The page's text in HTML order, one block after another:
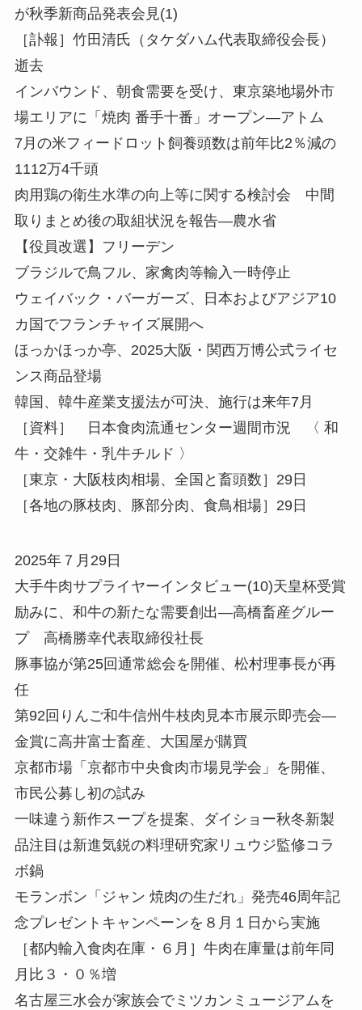
が秋季新商品発表会見(1)
［訃報］竹田清氏（タケダハム代表取締役会長）
逝去
インバウンド、朝食需要を受け、東京築地場外市
場エリアに「焼肉 番手十番」オープン—アトム
7月の米フィードロット飼養頭数は前年比2％減の
1112万4千頭
肉用鶏の衛生水準の向上等に関する検討会 中間
取りまとめ後の取組状況を報告—農水省
【役員改選】フリーデン
ブラジルで鳥フル、家禽肉等輸入一時停止
ウェイバック・バーガーズ、日本およびアジア10
カ国でフランチャイズ展開へ
ほっかほっか亭、2025大阪・関西万博公式ライセ
ンス商品登場
韓国、韓牛産業支援法が可決、施行は来年7月
［資料］ 日本食肉流通センター週間市況 〈 和
牛・交雑牛・乳牛チルド 〉
［東京・大阪枝肉相場、全国と畜頭数］29日
［各地の豚枝肉、豚部分肉、食鳥相場］29日
2025年７月29日
大手牛肉サプライヤーインタビュー(10)天皇杯受賞
励みに、和牛の新たな需要創出—高橋畜産グルー
プ 高橋勝幸代表取締役社長
豚事協が第25回通常総会を開催、松村理事長が再
任
第92回りんご和牛信州牛枝肉見本市展示即売会—
金賞に高井富士畜産、大国屋が購買
京都市場「京都市中央食肉市場見学会」を開催、
市民公募し初の試み
一味違う新作スープを提案、ダイショー秋冬新製
品注目は新進気鋭の料理研究家リュウジ監修コラ
ボ鍋
モランボン「ジャン 焼肉の生だれ」発売46周年記
念プレゼントキャンペーンを８月１日から実施
［都内輸入食肉在庫・６月］牛肉在庫量は前年同
月比３・０％増
名古屋三水会が家族会でミツカンミュージアムを